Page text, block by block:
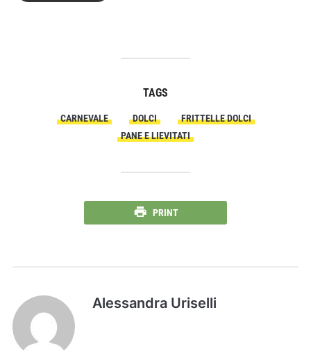
TAGS
CARNEVALE DOLCI
FRITTELLE DOLCI
PANE E LIEVITATI
PRINT
Alessandra Uriselli